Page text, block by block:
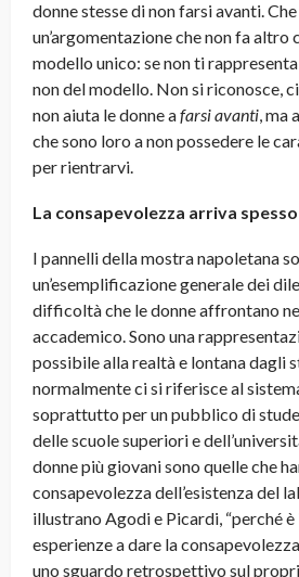
donne stesse di non farsi avanti.
un’argomentazione che non fa
modello unico: se non ti
non del modello. Non si riconosce,
non aiuta le donne afarsi avanti, ma
che sono loro a non possedere le
per rientrarvi.
La consapevolezza arriva
I pannelli della mostra napoletana
un’esemplificazione generale dei
difficoltà che le donne affrontano
accademico. Sono una
possibile alla realtà e lontana dagli
normalmente ci si riferisce al
soprattutto per un pubblico di
delle scuole superiori e
donne più giovani sono quelle che
consapevolezza dell’esistenza del
illustrano Agodi e Picardi, “perché
esperienze a dare la
uno sguardo retrospettivo sul